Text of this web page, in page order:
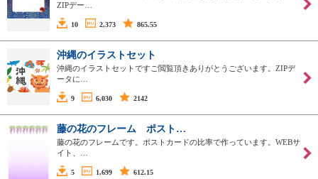
ZIPデー…
10 2,373 865.55
沖縄のイラストセット
沖縄のイラストセットですご閲覧頂きありがとうございます。ZIPデ
ータに…
9 6,030 2142
藤の花のフレーム ポスト…
藤の花のフレームです。ポストカードの比率で作っています。WEBサ
イト、…
5 1,699 612.15